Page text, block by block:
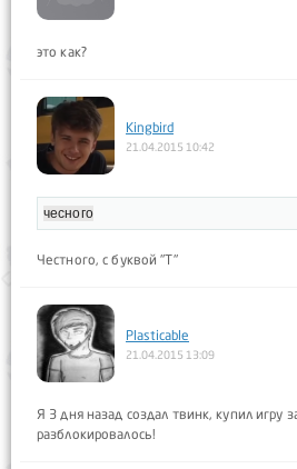
это как?
Kingbird
21.04.2015 10:42
чесного
Честного, с буквой "Т"
Plasticable
21.04.2015 13:09
Я 3 дня назад создал твинк, купил игру
разблокировалось!